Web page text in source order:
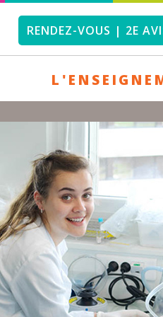
RENDEZ-VOUS | 2E